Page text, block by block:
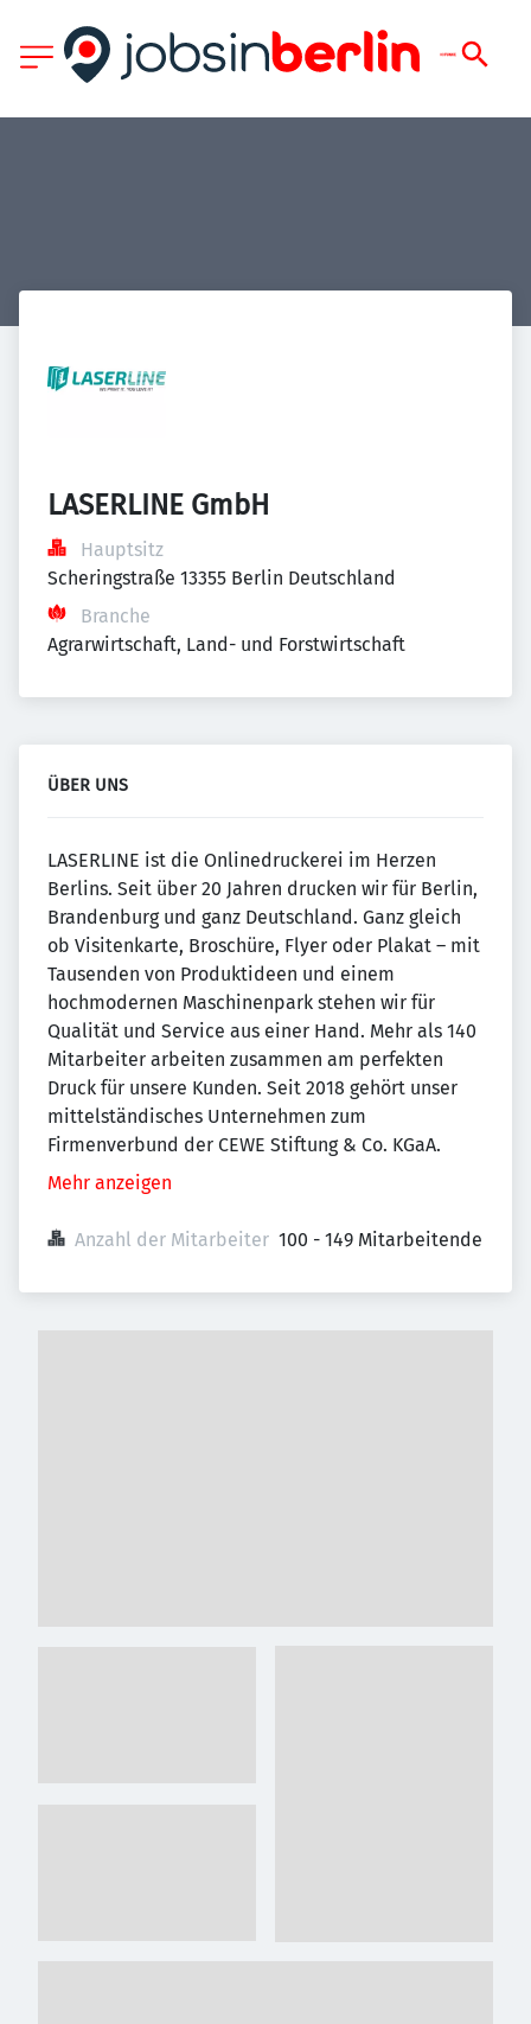
LASERLINE GmbH
Hauptsitz
Scheringstraße 13355 Berlin Deutschland
Branche
Agrarwirtschaft, Land- und Forstwirtschaft
ÜBER UNS
LASERLINE ist die Onlinedruckerei im Herzen
Berlins. Seit über 20 Jahren drucken wir für Berlin,
Brandenburg und ganz Deutschland. Ganz gleich
ob Visitenkarte, Broschüre, Flyer oder Plakat – mit
Tausenden von Produktideen und einem
hochmodernen Maschinenpark stehen wir für
Qualität und Service aus einer Hand. Mehr als 140
Mitarbeiter arbeiten zusammen am perfekten
Druck für unsere Kunden. Seit 2018 gehört unser
mittelständisches Unternehmen zum
Firmenverbund der CEWE Stiftung & Co. KGaA.
Mehr anzeigen
Anzahl der Mitarbeiter 100 - 149 Mitarbeitende